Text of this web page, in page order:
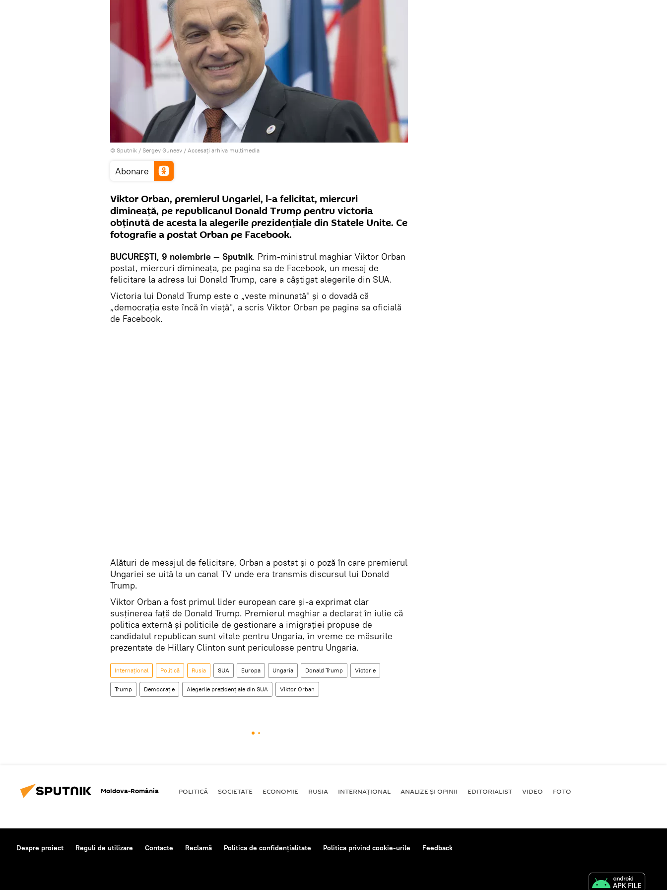
© Sputnik / Sergey Guneev / Accesați arhiva multimedia
Abonare
Viktor Orban, premierul Ungariei, l-a felicitat, miercuri
dimineaţă, pe republicanul Donald Trump pentru victoria
obținută de acesta la alegerile prezidenţiale din Statele Unite. Ce
fotografie a postat Orban pe Facebook.
BUCUREȘTI, 9 noiembrie — Sputnik. Prim-ministrul maghiar Viktor Orban
postat, miercuri dimineața, pe pagina sa de Facebook, un mesaj de
felicitare la adresa lui Donald Trump, care a câștigat alegerile din SUA.
Victoria lui Donald Trump este o „veste minunată" și o dovadă că
„democraţia este încă în viaţă", a scris Viktor Orban pe pagina sa oficială
de Facebook.
Alături de mesajul de felicitare, Orban a postat și o poză în care premierul
Ungariei se uită la un canal TV unde era transmis discursul lui Donald
Trump.
Viktor Orban a fost primul lider european care şi-a exprimat clar
susţinerea față de Donald Trump. Premierul maghiar a declarat în iulie că
politica externă şi politicile de gestionare a imigraţiei propuse de
candidatul republican sunt vitale pentru Ungaria, în vreme ce măsurile
prezentate de Hillary Clinton sunt periculoase pentru Ungaria.
Internaţional Politică Rusia SUA Europa Ungaria Donald Trump Victorie
Trump Democrație Alegerile prezidențiale din SUA Viktor Orban
Moldova-România POLITICĂ SOCIETATE ECONOMIE RUSIA INTERNAŢIONAL ANALIZE ȘI OPINII EDITORIALIST VIDEO FOTO
Despre proiect Reguli de utilizare Contacte Reclamă Politica de confidențialitate Politica privind cookie-urile Feedback